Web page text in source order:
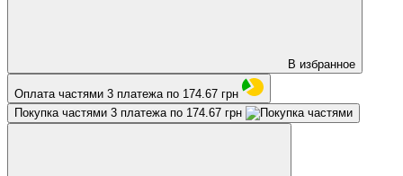
В избранное
Оплата частями 3 платежа по 174.67 грн
Покупка частями 3 платежа по 174.67 грн